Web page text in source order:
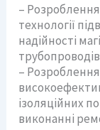
–
технології
надійності
–
ізоляційних
виконанні